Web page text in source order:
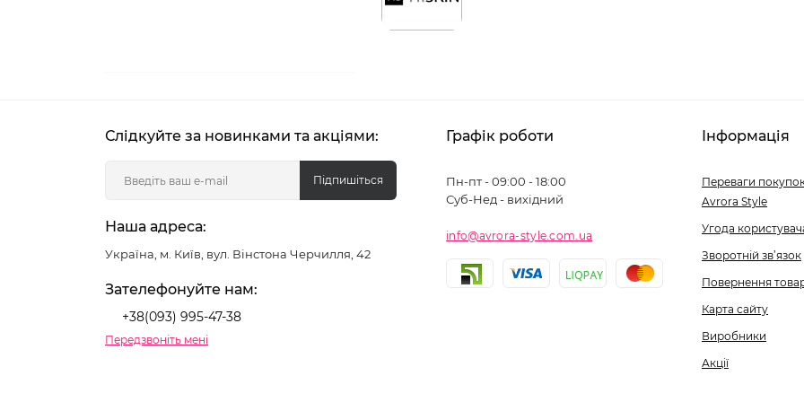
Слідкуйте за новинками та акціями:
Підпишіться
Наша адреса:
Україна, м. Київ, вул. Вінстона Черчилля, 42
Зателефонуйте нам:
+38(093) 995-47-38
Передзвоніть мені
Графік роботи
Пн-пт - 09:00 - 18:00
Суб-Нед - вихідний
info@avrora-style.com.ua
Інформація
Переваги
Avrora Style
Угода
Зворотній зв’язок
Повернення
Карта сайту
Виробники
Акції